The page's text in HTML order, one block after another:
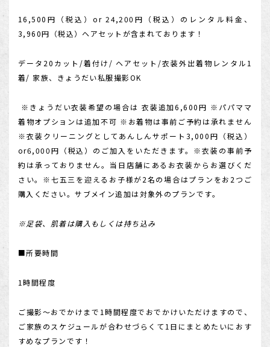
16,500円（税込）or 24,200円（税込）のレンタル料金、
3,960円（税込）ヘアセットが含まれております！
データ20カット/着付け/ ヘアセット/衣装外出着物レンタル1
着/ 家族、きょうだい私服撮影OK
※きょうだい衣装希望の場合は 衣装追加6,600円 ※パパママ
着物オプションは追加不可 ※お着物は事前ご予約は承れません
※衣装クリーニングとしてあんしんサポート3,000円（税込）
or6,000円（税込）のご加入をいただきます。※衣装の事前予
約は承っておりません。当日店舗にあるお衣装からお選びくだ
さい。※七五三を迎えるお子様が2名の場合はプランをお2つご
購入ください。サブメイン追加は対象外のプランです。
※足袋、肌着は購入もしくは持ち込み
■所要時間
1時間程度
ご撮影～おでかけまで1時間程度でおでかけいただけますので、
ご家族のスケジュールが合わせづらくて1日にまとめたいにおす
すめなプランです！